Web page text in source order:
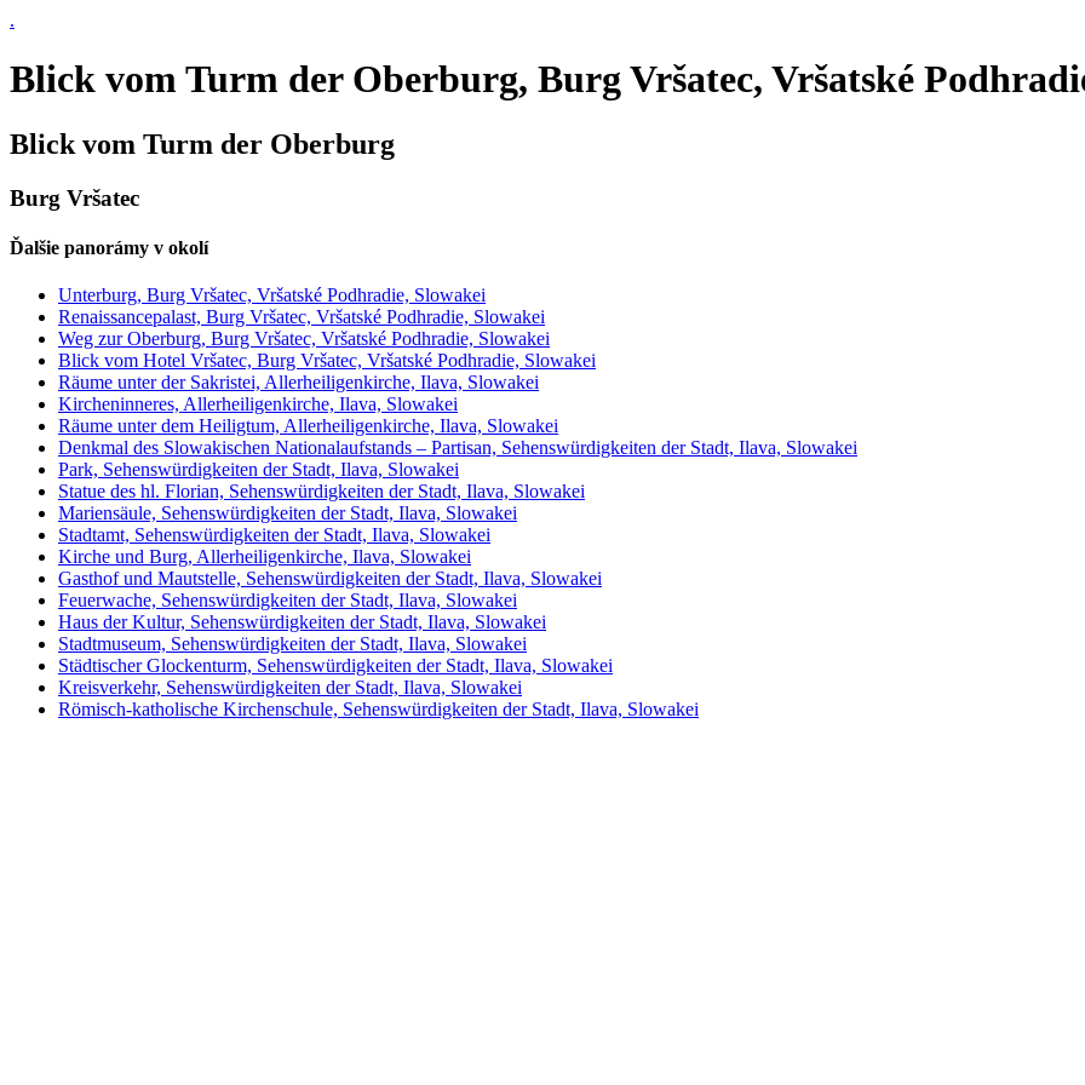
.
Blick vom Turm der Oberburg, Burg Vršatec, Vršatské
Blick vom Turm der Oberburg
Burg Vršatec
Ďalšie panorámy v okolí
Unterburg, Burg Vršatec, Vršatské Podhradie, Slowakei
Renaissancepalast, Burg Vršatec, Vršatské Podhradie, Slowakei
Weg zur Oberburg, Burg Vršatec, Vršatské Podhradie, Slowakei
Blick vom Hotel Vršatec, Burg Vršatec, Vršatské Podhradie, Slowakei
Räume unter der Sakristei, Allerheiligenkirche, Ilava, Slowakei
Kircheninneres, Allerheiligenkirche, Ilava, Slowakei
Räume unter dem Heiligtum, Allerheiligenkirche, Ilava, Slowakei
Denkmal des Slowakischen Nationalaufstands – Partisan, Sehenswürdigkeiten der Stadt, Ilava, Slowakei
Park, Sehenswürdigkeiten der Stadt, Ilava, Slowakei
Statue des hl. Florian, Sehenswürdigkeiten der Stadt, Ilava, Slowakei
Mariensäule, Sehenswürdigkeiten der Stadt, Ilava, Slowakei
Stadtamt, Sehenswürdigkeiten der Stadt, Ilava, Slowakei
Kirche und Burg, Allerheiligenkirche, Ilava, Slowakei
Gasthof und Mautstelle, Sehenswürdigkeiten der Stadt, Ilava, Slowakei
Feuerwache, Sehenswürdigkeiten der Stadt, Ilava, Slowakei
Haus der Kultur, Sehenswürdigkeiten der Stadt, Ilava, Slowakei
Stadtmuseum, Sehenswürdigkeiten der Stadt, Ilava, Slowakei
Städtischer Glockenturm, Sehenswürdigkeiten der Stadt, Ilava, Slowakei
Kreisverkehr, Sehenswürdigkeiten der Stadt, Ilava, Slowakei
Römisch-katholische Kirchenschule, Sehenswürdigkeiten der Stadt, Ilava, Slowakei